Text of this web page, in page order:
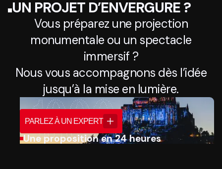
UN PROJET D’ENVERGURE ?
Vous préparez une projection
monumentale ou un spectacle
immersif ?
Nous vous accompagnons dès l’idée
jusqu’à la mise en lumière.
PARLEZ À UN EXPERT
Une proposition en 24 heures